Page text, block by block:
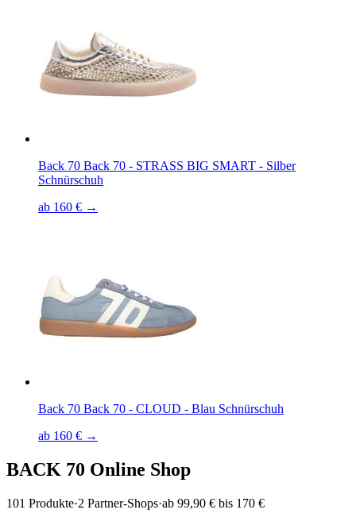
Back 70 Back 70 - STRASS BIG SMART - Silber
Schnürschuh
ab 160 € →
Back 70 Back 70 - CLOUD - Blau Schnürschuh
ab 160 € →
BACK 70 Online Shop
101 Produkte·2 Partner-Shops·ab 99,90 € bis 170 €